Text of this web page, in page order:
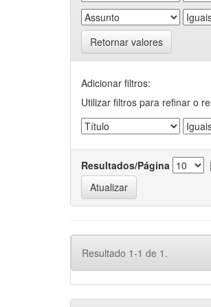
Retornar valores
Adicionar filtros:
Utilizar filtros para refinar o
Resultados/Página |
Resultado 1-1 de 1.